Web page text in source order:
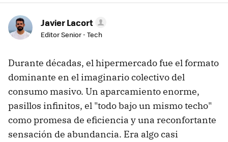
Javier Lacort
Editor Senior - Tech
Durante décadas, el hipermercado fue el formato
dominante en el imaginario colectivo del
consumo masivo. Un aparcamiento enorme,
pasillos infinitos, el "todo bajo un mismo techo"
como promesa de eficiencia y una reconfortante
sensación de abundancia. Era algo casi